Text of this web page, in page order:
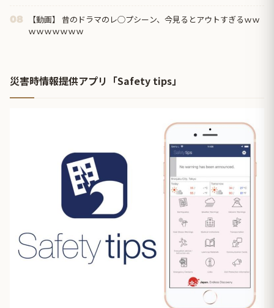
08
【動画】 昔のドラマのレ◯プシーン、今見るとアウトすぎるｗｗ
ｗｗｗｗｗｗｗ
災害時情報提供アプリ「Safety tips」